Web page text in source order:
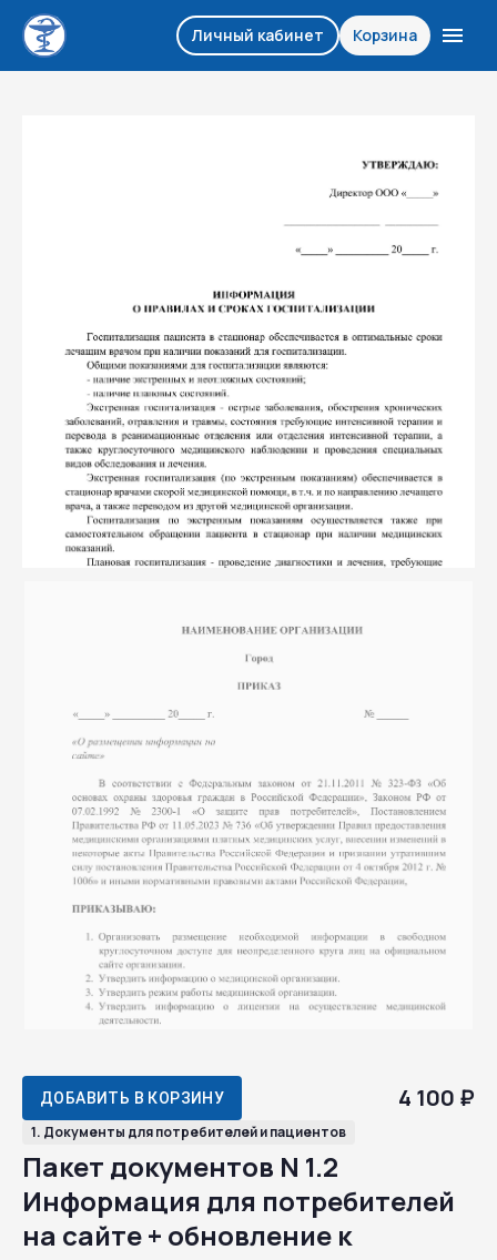
Личный кабинет Корзина
1. Документы для потребителей и пациентов
Пакет документов N 1.2
Информация для потребителей
на сайте + обновление к
4 100 ₽
ДОБАВИТЬ В КОРЗИНУ